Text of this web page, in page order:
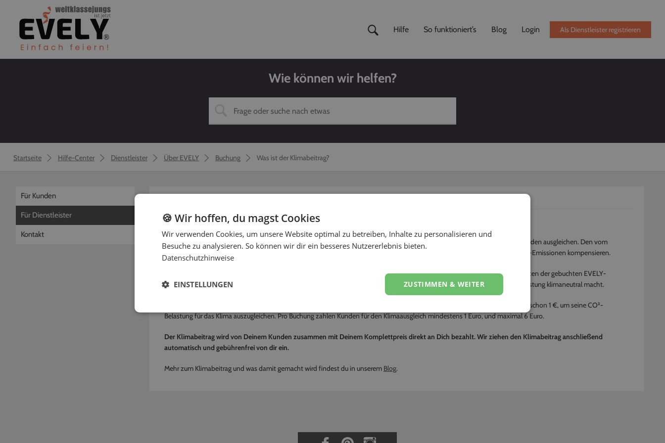
Hilfe So funktioniert’s Blog Login Als Dienstleister registrieren
Wie können wir helfen?
Startseite Hilfe-Center Dienstleister Über EVELY Buchung Was ist der Klimabeitrag?
Für Kunden
Für Dienstleister
Kontakt
Was ist der Klimabeitrag?
Über den Klimabeitrag wollen wir die Klimabelastung durch die An- und Abfahrt des Dienstleister zur Veranstaltung seines Kunden ausgleichen. Den vom
Kunden bezahlten Klimabeitrag leiten wir dazu an zertifizierte Klimaschutzprojekte weiter, die die entstandene Menge an CO²-Emissionen kompensieren.
Da alle EVELY-Kunden mitmachen, können tatsächlich sämtliche CO²-Emissionen ausgeglichen werden, die durch die Anfahrten der gebuchten EVELY-
Dienstleister entstehen. Natürlich braucht sich jeder Kunde nur mit dem Geldbetrag zu beteiligen, der seine gebuchte Dienstleistung klimaneutral macht.
Pro 100 Kilometer, die der Diensleister zum Veranstaltungsort insgesamt hin und zurück fahren muss, genügt durchschnittlich schon 1 €, um seine CO²-
Belastung für das Klima auszugleichen. Pro Buchung zahlen Kunden für den Klimaausgleich mindestens 1 Euro, und maximal 6 Euro.
Der Klimabeitrag wird von Deinem Kunden zusammen mit Deinem Komplettpreis direkt an Dich bezahlt. Wir ziehen den Klimabeitrag anschließend
automatisch und gebührenfrei von dir ein.
Mehr zum Klimabeitrag und was damit gemacht wird findest du in unserem Blog.
🍪 Wir hoffen, du magst Cookies
Wir verwenden Cookies, um unsere Website optimal zu betreiben, Inhalte zu personalisieren und
Besuche zu analysieren. So können wir dir ein besseres Nutzererlebnis bieten.
Datenschutzhinweise
ZUSTIMMEN & WEITER
EINSTELLUNGEN